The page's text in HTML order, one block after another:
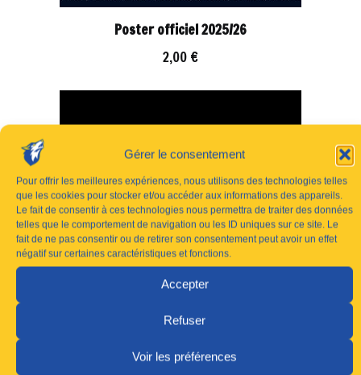
Gérer le consentement
Pour offrir les meilleures expériences, nous utilisons des technologies telles
que les cookies pour stocker et/ou accéder aux informations des appareils.
Le fait de consentir à ces technologies nous permettra de traiter des données
telles que le comportement de navigation ou les ID uniques sur ce site. Le
fait de ne pas consentir ou de retirer son consentement peut avoir un effet
négatif sur certaines caractéristiques et fonctions.
Accepter
Refuser
Voir les préférences
Poster officiel 2025/26
2,00 €